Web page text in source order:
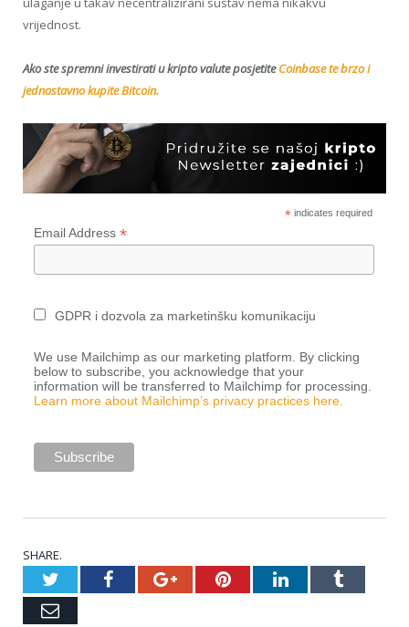
vrijednost.
Ako ste spremni investirati u kripto valute posjetiteCoinbase te brzo i
jednostavno kupite Bitcoin.
*indicates required
Email Address *
GDPR i dozvola za marketinšku komunikaciju
We use Mailchimp as our marketing platform. By clicking
below to subscribe, you acknowledge that your
information will be transferred to Mailchimp for processing.
Learn more about Mailchimp’s privacy practices here.
SHARE.
TwitterFacebookGoogle+PinterestLinkedInTumblr
Email